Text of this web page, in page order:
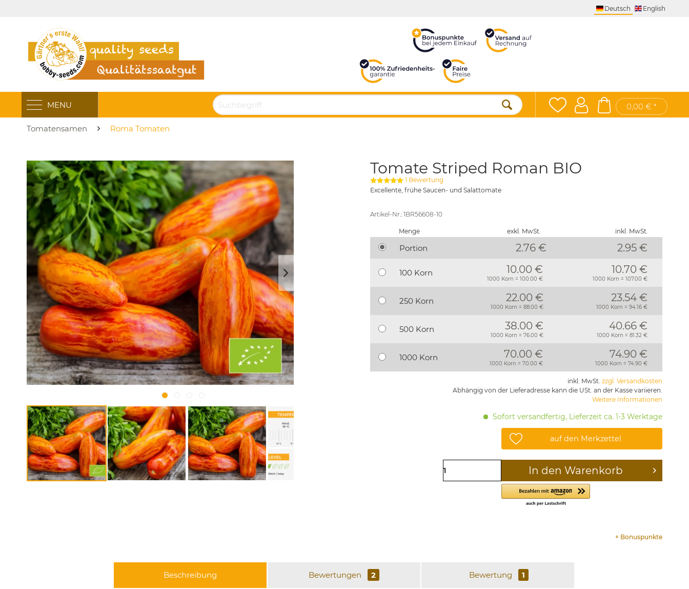
Deutsch English
MENU 0,00 € *
Tomatensamen Roma Tomaten
Tomate Striped Roman BIO
1 Bewertung
Excellente, frühe Saucen- und Salattomate
Artikel-Nr.: 1BR56608-10
Menge exkl. MwSt. inkl. MwSt.
Portion 2.76 € 2.95€
100 Korn 10.00 €
1000 Korn = 100.00 €
10.70 €
1000 Korn = 107.00 €
250 Korn 22.00 €
1000 Korn = 88.00 €
23.54 €
1000 Korn = 94.16 €
500 Korn 38.00 €
1000 Korn = 76.00 €
40.66 €
1000 Korn = 81.32 €
1000 Korn 70.00 €
1000 Korn = 70.00 €
74.90 €
1000 Korn = 74.90 €
inkl. MwSt. zzgl. Versandkosten
Abhängig von der Lieferadresse kann die USt. an der Kasse variieren.
Weitere Informationen
Sofort versandfertig, Lieferzeit ca. 1-3 Werktage
auf den Merkzettel
In den Warenkorb
+ Bonuspunkte
Beschreibung Bewertungen 2 Bewertung 1